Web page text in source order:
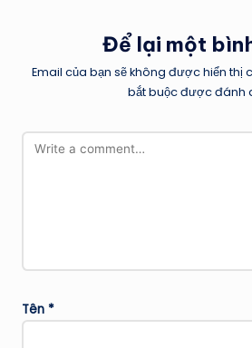
Để lại một
Email của bạn sẽ không được hiển thị
bắt buộc được đánh
Tên *